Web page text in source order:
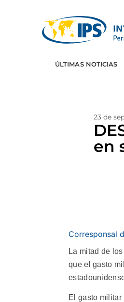
ÚLTIMAS NOTICIAS
23 de
en
Corresponsal
La mitad de
que el gasto
El gasto militar